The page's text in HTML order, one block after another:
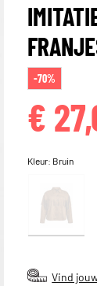
-70%
€
Kleur: Bruin
Vind